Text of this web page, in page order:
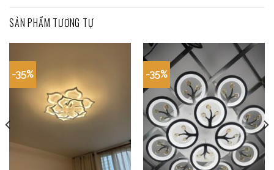
SẢN PHẨM TƯƠNG TỰ
-35% -35%